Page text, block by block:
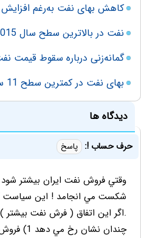
کاهش بهای نفت به‌رغم
نفت در بالاترین سطح سال 2015 معامله شد
گمانه‌زنی درباره سقوط قیمت نفت به
بهای نفت در کمترین سطح 11 سال اخیر رکوردشکنی کرد
دیدگاه ها
حرف حساب !: پاسخ
وقتي فروش نفت ايران بيشتر
شكست مي انجامد ! اين سياست
.اگر اين اتفاق ( فرش نفت
چندان